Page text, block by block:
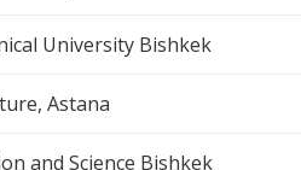
University Bishkek
Astana
and Science Bishkek